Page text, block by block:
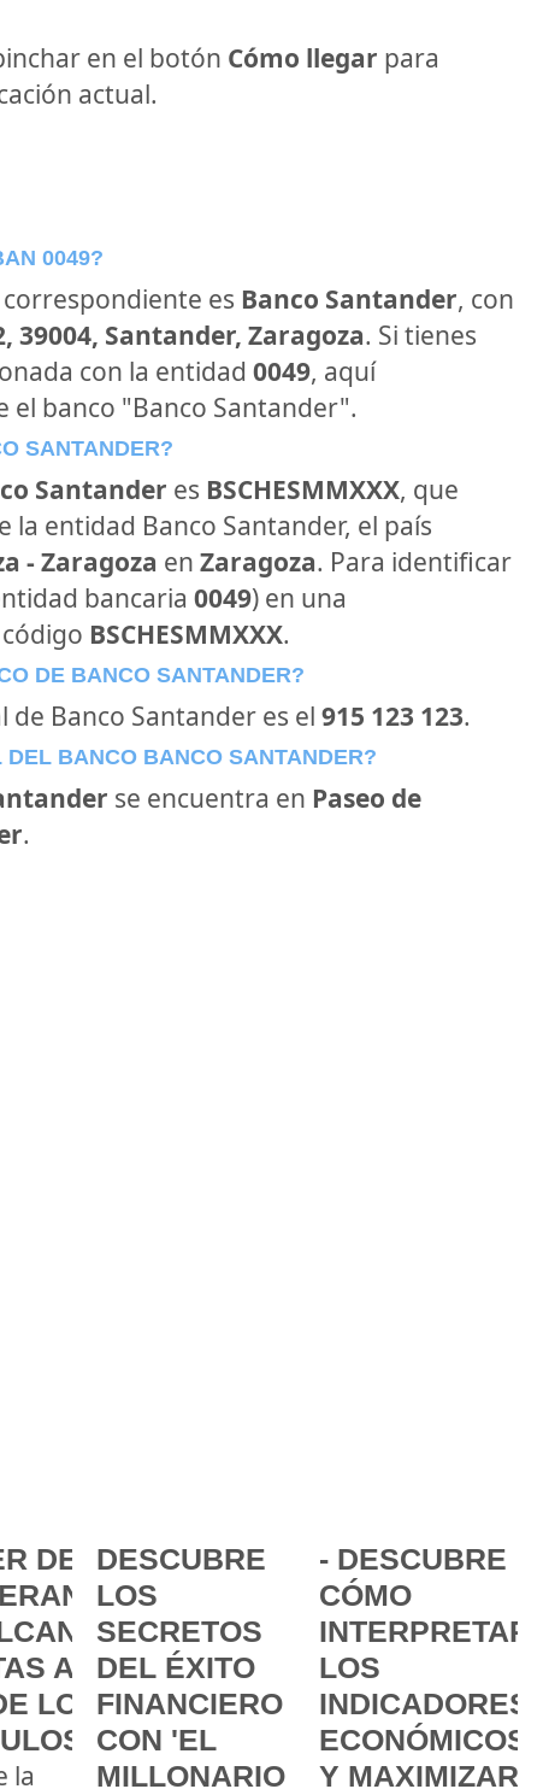
en el botón Cómo llegar para
actual.
0049?
es Banco Santander, con
39004, Santander, Zaragoza. Si tienes
con la entidad 0049, aquí
banco "Banco Santander".
SANTANDER?
Santander es BSCHESMMXXX, que
entidad Banco Santander, el país
- Zaragoza en Zaragoza. Para identificar
bancaria 0049) en una
BSCHESMMXXX.
DE BANCO SANTANDER?
Banco Santander es el 915 123 123.
BANCO BANCO SANTANDER?
se encuentra en Paseo de
.
DE LA
A
LOS
la
DESCUBRE
LOS
SECRETOS
DEL ÉXITO
FINANCIERO
CON 'EL
MILLONARIO
- DESCUBRE
CÓMO
INTERPRETAR
LOS
INDICADORES
ECONÓMICOS
Y MAXIMIZAR